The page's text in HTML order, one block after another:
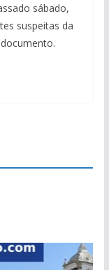
sábado,
suspeitas da